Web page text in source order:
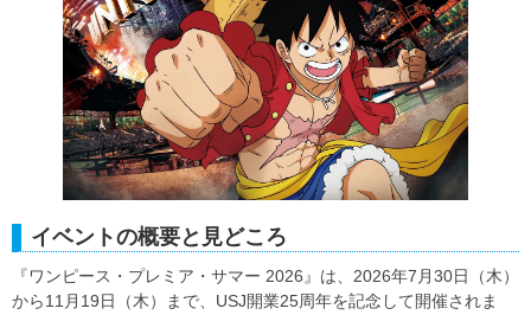
イベントの概要と見どころ
『ワンピース・プレミア・サマー 2026』は、2026年7月30日（木）
から11月19日（木）まで、USJ開業25周年を記念して開催されま